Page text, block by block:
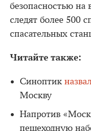
безопасностью на
следят более 500
спасательных
Читайте также:
Синоптик
Москву
Напротив
пешеходную